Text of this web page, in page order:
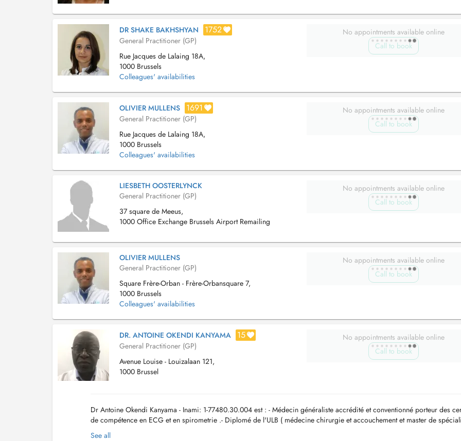
DR SHAKE BAKHSHYAN 1752
General Practitioner (GP)
Rue Jacques de Lalaing 18A,
1000 Brussels
Colleagues' availabilities
No appointments available online
Call to book
OLIVIER MULLENS 1691
General Practitioner (GP)
Rue Jacques de Lalaing 18A,
1000 Brussels
Colleagues' availabilities
No appointments available online
Call to book
LIESBETH OOSTERLYNCK
General Practitioner (GP)
37 square de Meeus,
1000 Office Exchange Brussels Airport Remailing
No appointments available online
Call to book
OLIVIER MULLENS
General Practitioner (GP)
Square Frère-Orban - Frère-Orbansquare 7,
1000 Brussels
Colleagues' availabilities
No appointments available online
Call to book
DR. ANTOINE OKENDI KANYAMA 15
General Practitioner (GP)
Avenue Louise - Louizalaan 121,
1000 Brussel
No appointments available online
Call to book
Dr Antoine Okendi Kanyama - Inami: 1-77480.30.004 est : - Médecin généraliste accrédité et conventionné porteur des
de compétence en ECG et en spirometrie .- Diplomé de l'ULB ( médecine chirurgie et accouchement et master de
en médecine générale )- Il vous recoit Au cabi...
See all